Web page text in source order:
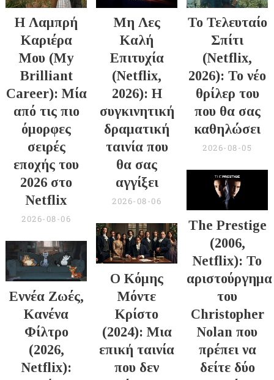
Η Λαμπρή
Καριέρα
Μου (My
Brilliant
Career): Μία
από τις πιο
όμορφες
σειρές
εποχής του
2026 στο
Netflix
2026-08-06
Μη Λες
Καλή
Επιτυχία
(Netflix,
2026): Η
συγκινητική
δραματική
ταινία που
θα σας
αγγίξει
2026-08-06
Το Τελευταίο
Σπίτι
(Netflix,
2026): Το νέο
θρίλερ του
που θα σας
καθηλώσει
2026-08-05
Εννέα Ζωές,
Κανένα
Φίλτρο
(2026,
Netflix):
Ο Κόμης
Μόντε
Κρίστο
(2024): Μια
επική ταινία
που δεν
The Prestige
(2006,
Netflix): Το
αριστούργημα
του
Christopher
Nolan που
πρέπει να
δείτε δύο